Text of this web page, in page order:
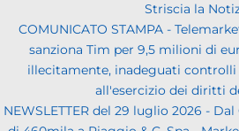
Striscia la
COMUNICATO STAMPA -
sanziona Tim per 9,5 milioni di
illecitamente, inadeguati controlli
all'esercizio dei diritti
NEWSLETTER del 29 luglio 2026 -